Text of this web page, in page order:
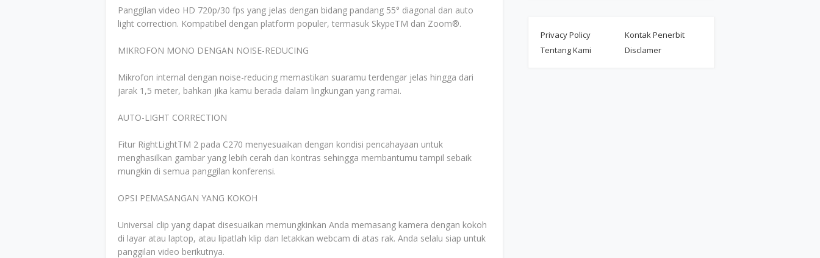
Panggilan video HD 720p/30 fps yang jelas dengan bidang pandang 55° diagonal dan auto
light correction. Kompatibel dengan platform populer, termasuk SkypeTM dan Zoom®.
MIKROFON MONO DENGAN NOISE-REDUCING
Mikrofon internal dengan noise-reducing memastikan suaramu terdengar jelas hingga dari
jarak 1,5 meter, bahkan jika kamu berada dalam lingkungan yang ramai.
AUTO-LIGHT CORRECTION
Fitur RightLightTM 2 pada C270 menyesuaikan dengan kondisi pencahayaan untuk
menghasilkan gambar yang lebih cerah dan kontras sehingga membantumu tampil sebaik
mungkin di semua panggilan konferensi.
OPSI PEMASANGAN YANG KOKOH
Universal clip yang dapat disesuaikan memungkinkan Anda memasang kamera dengan kokoh
di layar atau laptop, atau lipatlah klip dan letakkan webcam di atas rak. Anda selalu siap untuk
panggilan video berikutnya.
Privacy Policy
Kontak Penerbit
Tentang Kami
Disclamer